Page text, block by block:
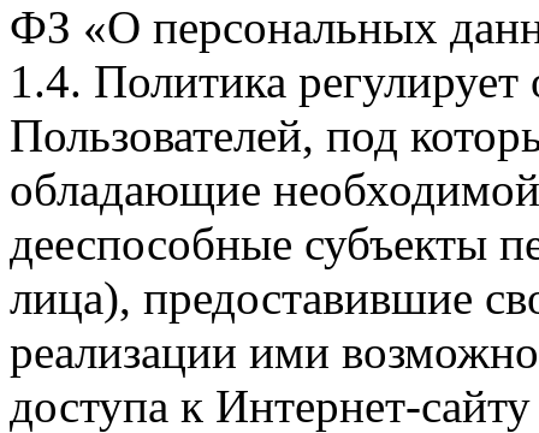
ФЗ «О персональных
1.4. Политика
Пользователей, под
обладающие
дееспособные субъекты
лица), предоставившие
реализации ими
доступа к Интернет-